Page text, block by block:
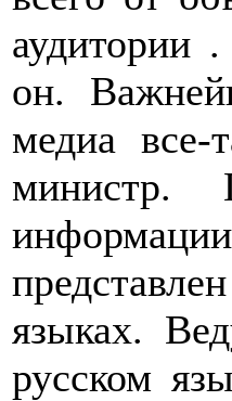
аудитории
он.
медиа
министр.
языках.
русском